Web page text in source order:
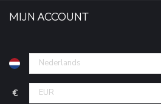
MIJN ACCOUNT
€